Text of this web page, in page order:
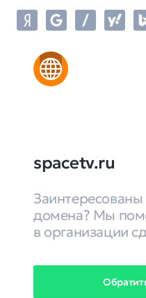
spacetv.ru
Заинтересованы
домена? Мы
в организации